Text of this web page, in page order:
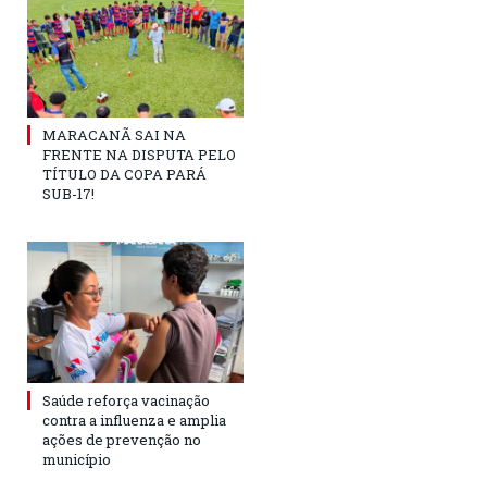
MARACANÃ SAI NA
FRENTE NA DISPUTA PELO
TÍTULO DA COPA PARÁ
SUB-17!
Saúde reforça vacinação
contra a influenza e amplia
ações de prevenção no
município